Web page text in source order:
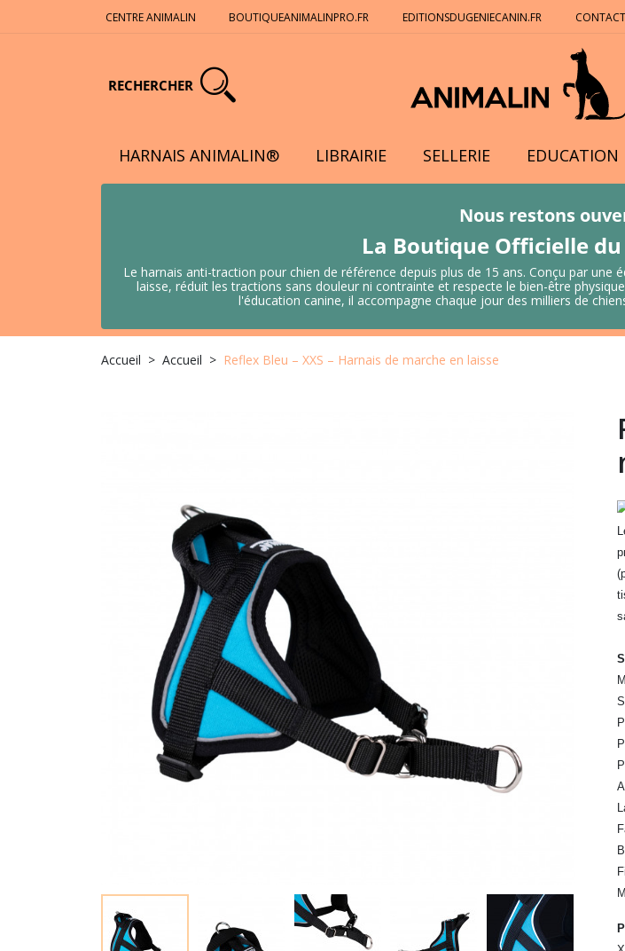
CENTRE ANIMALIN BOUTIQUEANIMALINPRO.FR EDITIONSDUGENIECANIN.FR
RECHERCHER
HARNAIS ANIMALIN® LIBRAIRIE SELLERIE EDUCATION
Nous restons
La Boutique Officielle
Le harnais anti-traction pour chien de référence depuis plus de 15 ans. Conçu par
laisse, réduit les tractions sans douleur ni contrainte et respecte le bien-être
l'éducation canine, il accompagne chaque jour des milliers de
Accueil Accueil Reflex Bleu – XXS – Harnais de marche en laisse